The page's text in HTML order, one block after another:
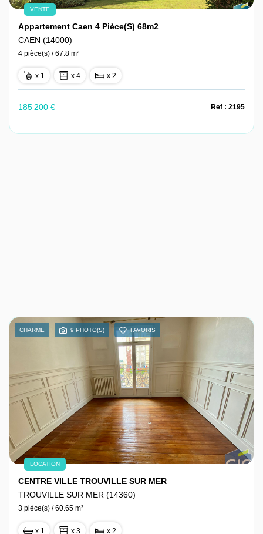
VENTE
Appartement Caen 4 Pièce(s) 68m2
CAEN (14000)
4 pièce(s) / 67.8 m²
x 1 x 4 x 2
185 200 € Ref : 2195
CHARME 9 PHOTO(S) FAVORIS
LOCATION
CENTRE VILLE TROUVILLE SUR MER
TROUVILLE SUR MER (14360)
3 pièce(s) / 60.65 m²
x 1 x 3 x 2